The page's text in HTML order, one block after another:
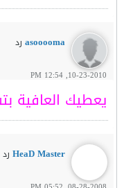
asoooomaرد
10-23-2010, 12:54 PM
يعطيك العافية
HeaD Masterرد
08-28-2008, 05:52 PM